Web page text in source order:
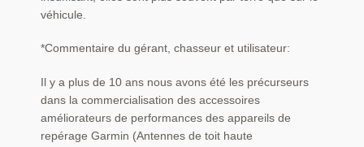
véhicule.
*Commentaire du gérant, chasseur et utilisateur:
Il y a plus de 10 ans nous avons été les précurseurs
dans la commercialisation des accessoires
améliorateurs de performances des appareils de
repérage Garmin (Antennes de toit haute